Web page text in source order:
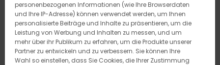
personenbezogenen Informationen (wie Ihre Browserdaten
und Ihre IP-Adresse) können verwendet werden, um Ihnen
personalisierte Beiträge und Inhalte zu präsentieren, um die
Leistung von Werbung und Inhalten zu messen, und um
mehr über ihr Publikum zu erfahren, um die Produkte unserer
Partner zu entwickeln und zu verbessern. Sie können Ihre
Wahl so einstellen, dass Sie Cookies, die Ihrer Zustimmung